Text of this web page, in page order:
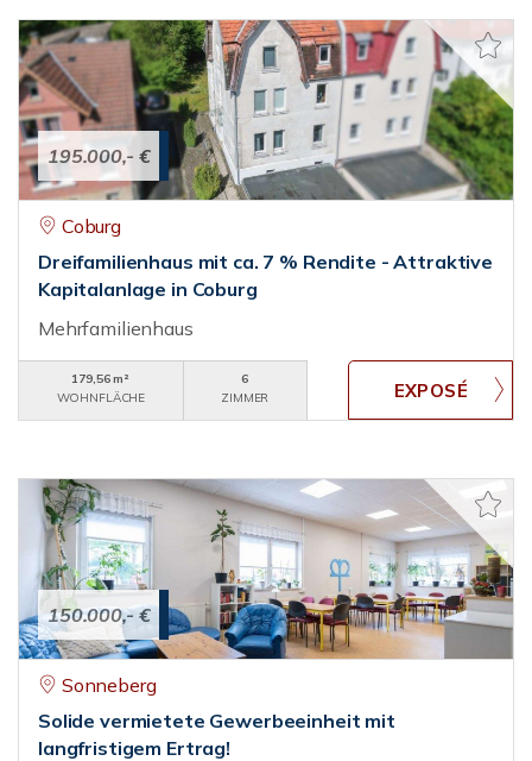
195.000,- €
Coburg
Dreifamilienhaus mit ca. 7 % Rendite - Attraktive
Kapitalanlage in Coburg
Mehrfamilienhaus
179,56 m²
WOHNFLÄCHE
6
ZIMMER
150.000,- €
Sonneberg
Solide vermietete Gewerbeeinheit mit
langfristigem Ertrag!